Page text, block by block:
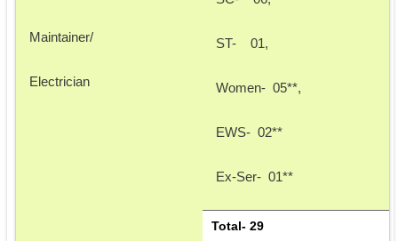
Maintainer/
Electrician
ST-    01,
Women-  05**,
EWS-  02**
Ex-Ser-  01**
Total- 29